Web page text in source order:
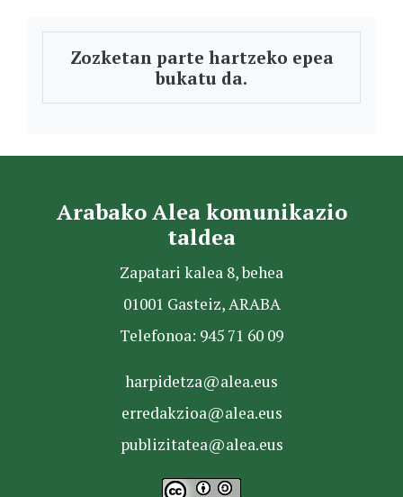
Zozketan parte hartzeko epea
bukatu da.
Arabako Alea komunikazio
taldea
Zapatari kalea 8, behea
01001 Gasteiz, ARABA
Telefonoa: 945 71 60 09
harpidetza@alea.eus
erredakzioa@alea.eus
publizitatea@alea.eus